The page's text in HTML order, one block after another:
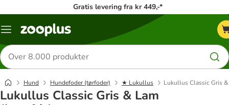
Gratis levering fra kr 449,-*
Menu
Søg
efter
produkter
Hund Hundefoder (tørfoder) ★ Lukullus Lukullus Classic Gris
Lukullus Classic Gris & Lam